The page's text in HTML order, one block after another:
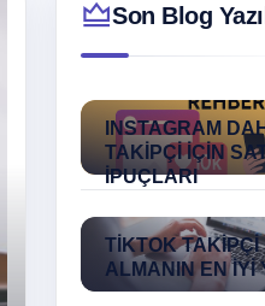
Son Blog
INSTAGRAM
TAKIPÇI İÇIN
İPUÇLARI
TIKTOK TAKIPÇI
ALMANIN EN İYI